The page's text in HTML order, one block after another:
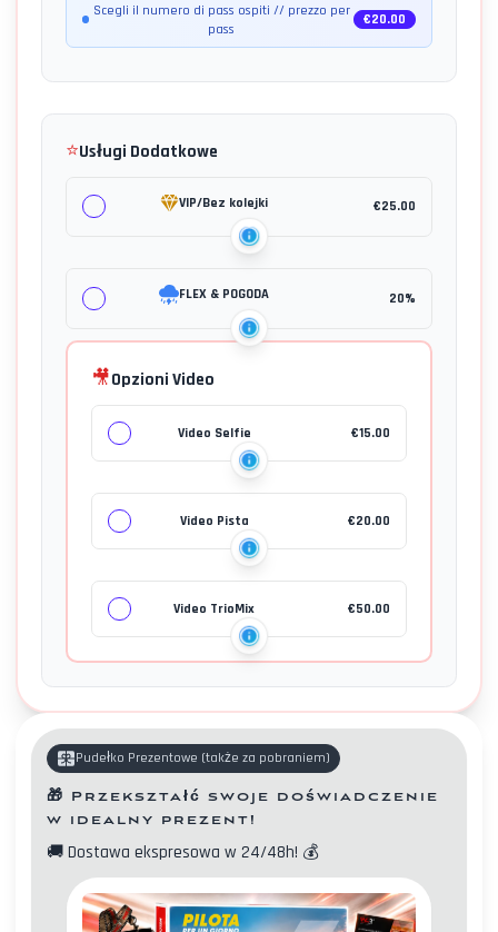
Scegli il numero di pass ospiti // prezzo per
pass
€20.00
⭐Usługi Dodatkowe
VIP/Bez kolejki €25.00
FLEX & POGODA 20%
🎥Opzioni Video
Video Selfie €15.00
Video Pista €20.00
Video TrioMix €50.00
Pudełko Prezentowe (także za pobraniem)
🎁 Przekształć swoje doświadczenie
w idealny prezent!
🚚 Dostawa ekspresowa w 24/48h! 💰